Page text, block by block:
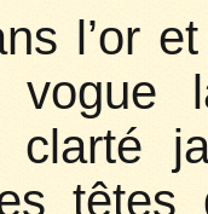
l’or
vogue
clarté